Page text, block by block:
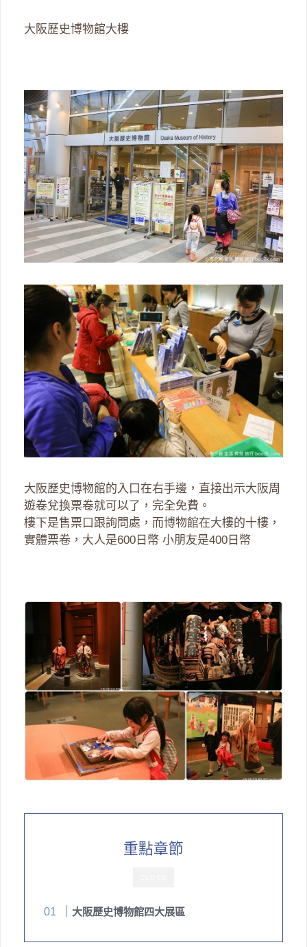
大阪歷史博物館大樓
大阪歷史博物館的入口在右手邊，直接出示大阪周
遊卷兌換票卷就可以了，完全免費。
樓下是售票口跟詢問處，而博物館在大樓的十樓，
實體票卷，大人是600日幣 小朋友是400日幣
重點章節
大阪歷史博物館四大展區